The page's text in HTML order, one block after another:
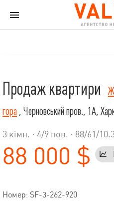
Продаж квартири
гора , Черновський пров., 1А,
3 кімн. · 4/9 пов. · 88/61/
88 000 $
Номер: SF-3-262-920